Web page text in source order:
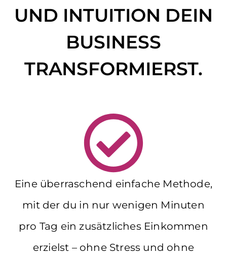
UND INTUITION DEIN
BUSINESS
TRANSFORMIERST.
Eine überraschend einfache Methode,
mit der du in nur wenigen Minuten
pro Tag ein zusätzliches Einkommen
erzielst – ohne Stress und ohne